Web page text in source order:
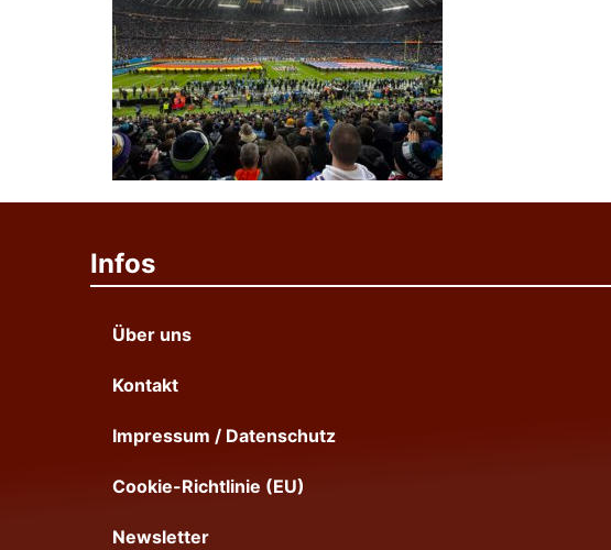
Infos
Über uns
Kontakt
Impressum / Datenschutz
Cookie-Richtlinie (EU)
Newsletter